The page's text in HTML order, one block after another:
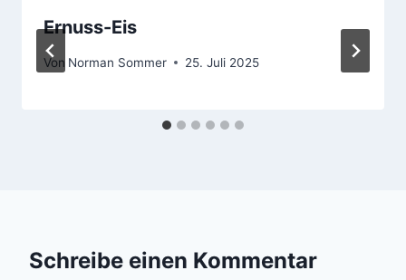
Ernuss-Eis
Von Norman Sommer 25. Juli 2025
Schreibe einen Kommentar